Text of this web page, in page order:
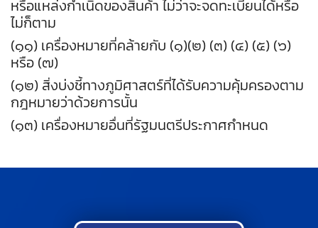
หรือแหล่งกำเนิดของสินค้า ไม่ว่าจะจดทะเบียนได้หรือ
ไม่ก็ตาม
(๑๑) เครื่องหมายที่คล้ายกับ (๑)(๒) (๓) (๔) (๕) (๖)
หรือ (๗)
(๑๒) สิ่งบ่งชี้ทางภูมิศาสตร์ที่ได้รับความคุ้มครองตาม
กฎหมายว่าด้วยการนั้น
(๑๓) เครื่องหมายอื่นที่รัฐมนตรีประกาศกำหนด